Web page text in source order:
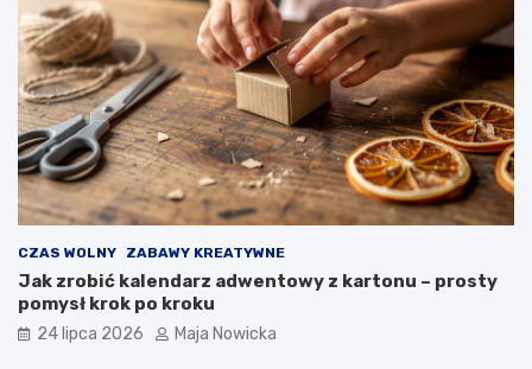
CZAS WOLNY ZABAWY KREATYWNE
Jak zrobić kalendarz adwentowy z kartonu – prosty
pomysł krok po kroku
24 lipca 2026 Maja Nowicka